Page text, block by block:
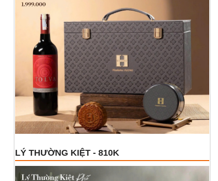
LÝ THƯỜNG KIỆT - 810K